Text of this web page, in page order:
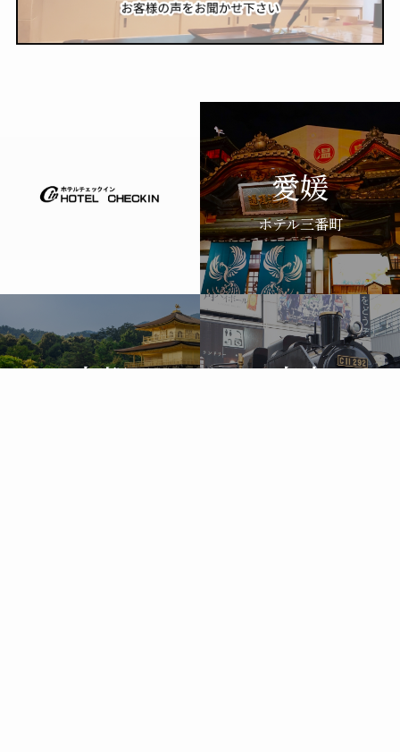
愛媛
ホテル三番町
京都 東京